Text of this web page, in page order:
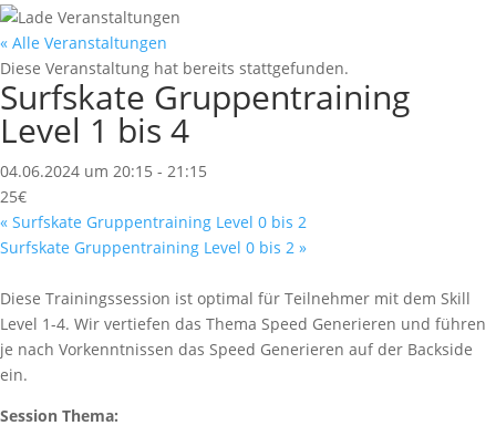
« Alle Veranstaltungen
Diese Veranstaltung hat bereits stattgefunden.
Surfskate Gruppentraining
Level 1 bis 4
04.06.2024 um 20:15 - 21:15
25€
« Surfskate Gruppentraining Level 0 bis 2
Surfskate Gruppentraining Level 0 bis 2 »
Diese Trainingssession ist optimal für Teilnehmer mit dem Skill
Level 1-4. Wir vertiefen das Thema Speed Generieren und führen
je nach Vorkenntnissen das Speed Generieren auf der Backside
ein.
Session Thema: